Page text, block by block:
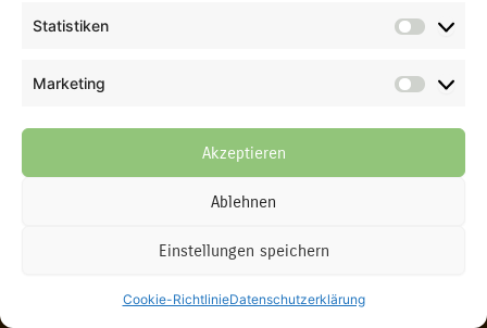
Statistiken
Marketing
Akzeptieren
Ablehnen
Einstellungen speichern
Cookie-RichtlinieDatenschutzerklärung
AGB
Widerrufsbelehrung